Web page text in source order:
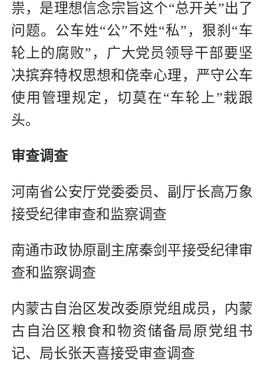
祟，是理想信念宗旨这个“总开关”出了
问题。公车姓“公”不姓“私”，狠刹“车
轮上的腐败”，广大党员领导干部要坚
决摈弃特权思想和侥幸心理，严守公车
使用管理规定，切莫在“车轮上”栽跟
头。
审查调查
河南省公安厅党委委员、副厅长高万象
接受纪律审查和监察调查
南通市政协原副主席秦剑平接受纪律审
查和监察调查
内蒙古自治区发改委原党组成员，内蒙
古自治区粮食和物资储备局原党组书
记、局长张天喜接受审查调查